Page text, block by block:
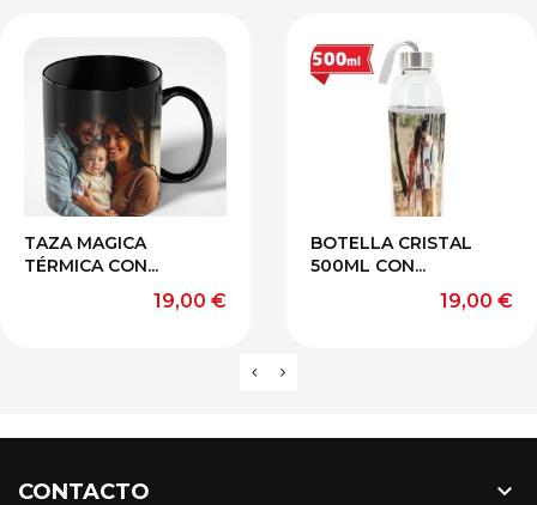
TAZA MAGICA
TÉRMICA CON...
Precio
19,00 €
BOTELLA CRISTAL
500ML CON...
Precio
19,00 €
CONTACTO 